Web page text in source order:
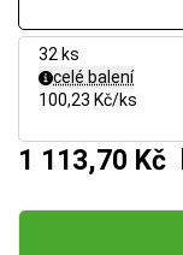
32 ks
celé balení
100,23 Kč/ks
1 113,70 Kč